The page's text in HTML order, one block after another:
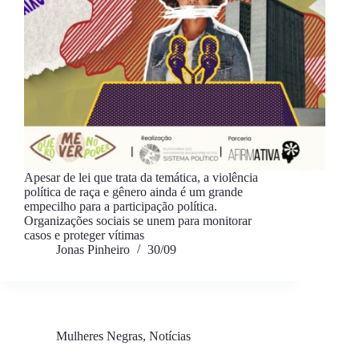
Apesar de lei que trata da temática, a violência
política de raça e gênero ainda é um grande
empecilho para a participação política.
Organizações sociais se unem para monitorar
casos e proteger vítimas
Jonas Pinheiro
30/09
Mulheres Negras, Notícias